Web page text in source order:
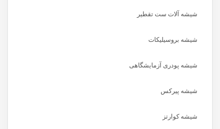
شیشه آلات ست تقطیر
شیشه بروسیلیکات
شیشه پودری آزمایشگاهی
شیشه پیرکس
شیشه کوارتز